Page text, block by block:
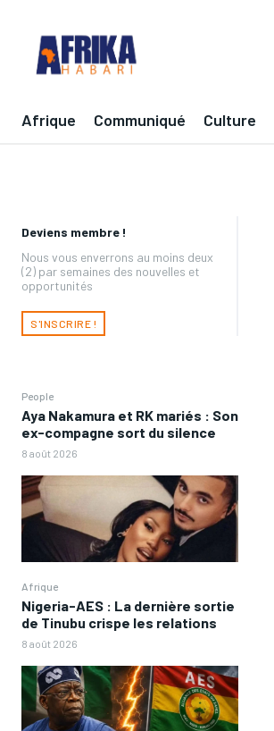
Afrique Communiqué Culture
Deviens membre !
Nous vous enverrons au moins deux
(2) par semaines des nouvelles et
opportunités
S'INSCRIRE !
People
Aya Nakamura et RK mariés : Son
ex-compagne sort du silence
8 août 2026
Afrique
Nigeria-AES : La dernière sortie
de Tinubu crispe les relations
8 août 2026